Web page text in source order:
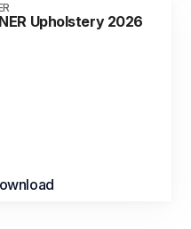
Upholstery 2026